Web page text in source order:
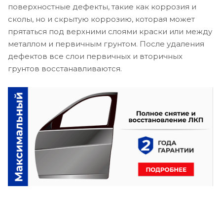
поверхностные дефекты, такие как коррозия и
сколы, но и скрытую коррозию, которая может
прятаться под верхними слоями краски или между
металлом и первичным грунтом. После удаления
дефектов все слои первичных и вторичных
грунтов восстанавливаются.